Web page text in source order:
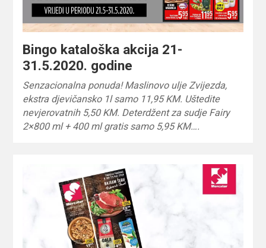
Bingo kataloška akcija 21-
31.5.2020. godine
Senzacionalna ponuda! Maslinovo ulje Zvijezda,
ekstra djevičansko 1l samo 11,95 KM. Uštedite
nevjerovatnih 5,50 KM. Deterdžent za sudje Fairy
2×800 ml + 400 ml gratis samo 5,95 KM….